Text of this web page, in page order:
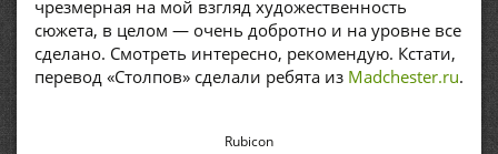
чрезмерная на мой взгляд художественность
сюжета, в целом — очень добротно и на уровне все
сделано. Смотреть интересно, рекомендую. Кстати,
перевод «Столпов» сделали ребята из Madchester.ru.
Rubicon